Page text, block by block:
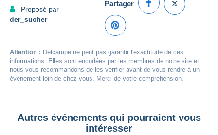
Proposé par
der_sucher
Partager
Attention : Delcampe ne peut pas garantir l'exactitude de ces
informations. Elles sont encodées par les membres de notre site et
nous vous recommandons de les vérifier avant de vous rendre à un
événement loin de chez vous. Merci de votre compréhension.
Autres événements qui pourraient vous
intéresser